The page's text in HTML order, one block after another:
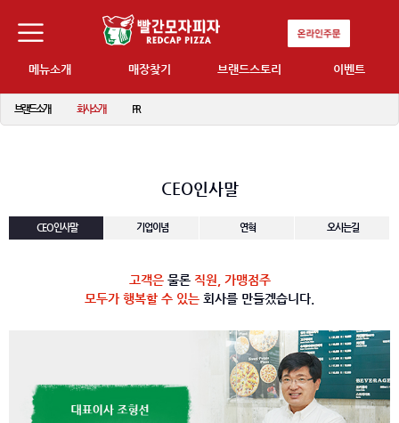
메뉴소개 매장찾기 브랜드스토리
브랜드소개 회사소개 PR
이벤트
CEO인사말
CEO인사말 기업이념 연혁 오시는길
고객은물론 직원, 가맹점주
모두가 행복할 수 있는 회사를 만들겠습니다.